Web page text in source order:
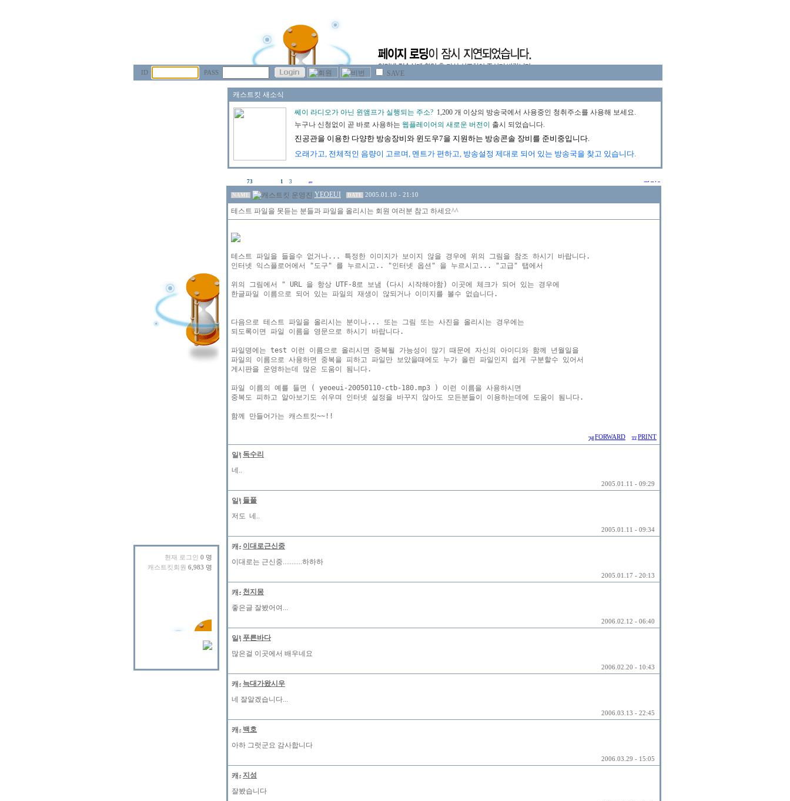
ID PASS SAVE
현재 로그인 0 명
캐스트킷회원 6,983 명
73 1 3
NAME YEOEUI DATE 2005.01.10 - 21:10
테스트 파일을 못듣는 분들과 파일을 올리시는 회원 여러분 참고 하세요^^
테스트 파일을 들을수 없거나... 특정한 이미지가 보이지 않을 경우에 위의 그림을 참조 하시기 바랍니다.
인터넷 익스플로어에서 "도구" 를 누르시고.. "인터넷 옵션" 을 누르시고... "고급" 탭에서
위의 그림에서 " URL 을 항상 UTF-8로 보냄 (다시 시작해야함) 이곳에 체크가 되어 있는 경우에
한글파일 이름으로 되어 있는 파일의 재생이 않되거나 이미지를 볼수 없습니다.
다음으로 테스트 파일을 올리시는 분이나... 또는 그림 또는 사진을 올리시는 경우에는
되도록이면 파일 이름을 영문으로 하시기 바랍니다.
파일명에는 test 이런 이름으로 올리시면 중복될 가능성이 많기 때문에 자신의 아이디와 함께 년월일을
파일의 이름으로 사용하면 중복을 피하고 파일만 보았을때에도 누가 올린 파일인지 쉽게 구분할수 있어서
게시판을 운영하는데 많은 도움이 됨니다.
파일 이름의 예를 들면 ( yeoeui-20050110-ctb-180.mp3 ) 이런 이름을 사용하시면
중복도 피하고 알아보기도 쉬우며 인터넷 설정을 바꾸지 않아도 모든분들이 이용하는데에 도움이 됨니다.
FORWARD PRINT
독수리
네..
2005.01.11 - 09:29
들풀
저도 네..
2005.01.11 - 09:34
이대로근신중
이대로는 근신중...........하하하
2005.01.17 - 20:13
천지몽
좋은글 잘봤어여...
2006.02.12 - 06:40
푸른바다
많은걸 이곳에서 배우네요
2006.02.20 - 10:43
늑대가왔시우
네 잘알겠습니다...
2006.03.13 - 22:45
백호
아하 그럿군요 감사합니다
2006.03.29 - 15:05
지성
잘봤습니다